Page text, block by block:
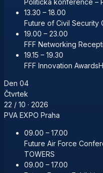
13.30 – 18.00
Future of Civil Security
19.00 – 23.00
FFF Networking
19.15 – 19.30
FFF Innovation Awards
Den 04
Čtvrtek
22 / 10 · 2026
PVA EXPO Praha
09.00 – 17.00
Future Air Force
TOWERS
09.00 – 17.00